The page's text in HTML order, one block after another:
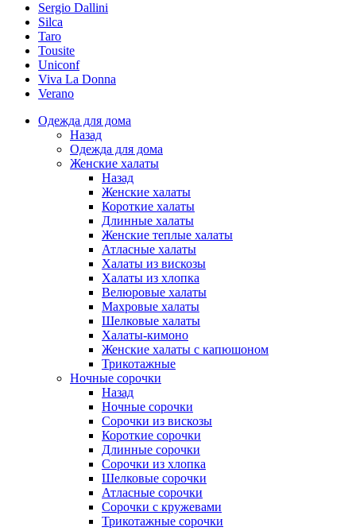
Sergio Dallini
Silca
Taro
Tousite
Uniconf
Viva La Donna
Verano
Одежда для дома
Назад
Одежда для дома
Женские халаты
Назад
Женские халаты
Короткие халаты
Длинные халаты
Женские теплые халаты
Атласные халаты
Халаты из вискозы
Халаты из хлопка
Велюровые халаты
Махровые халаты
Шелковые халаты
Халаты-кимоно
Женские халаты с капюшоном
Трикотажные
Ночные сорочки
Назад
Ночные сорочки
Сорочки из вискозы
Короткие сорочки
Длинные сорочки
Сорочки из хлопка
Шелковые сорочки
Атласные сорочки
Сорочки с кружевами
Трикотажные сорочки